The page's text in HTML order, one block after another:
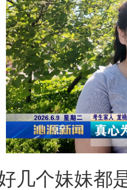
几个妹妹都